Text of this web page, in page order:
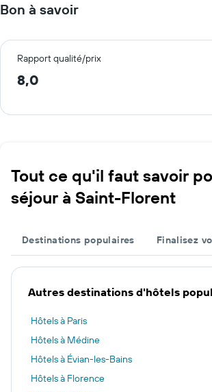
Bon à savoir
Rapport qualité/prix
8,0
Tout ce qu'il faut savoir
séjour à Saint-Florent
Destinations populaires Finalisez
Autres destinations d'hôtels
Hôtels à Paris
Hôtels à Médine
Hôtels à Évian-les-Bains
Hôtels à Florence